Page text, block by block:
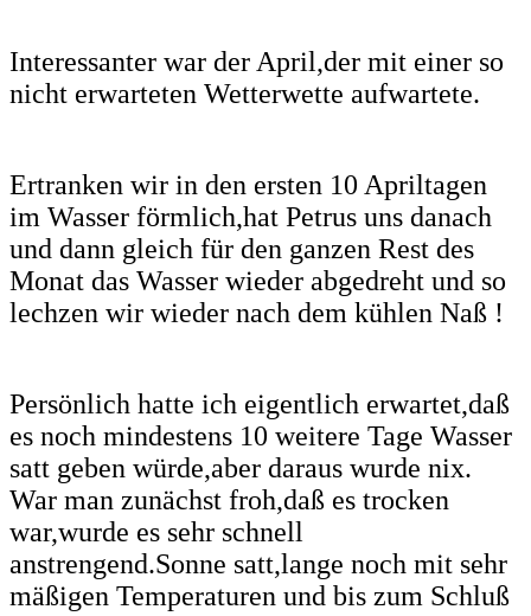
Interessanter war der April,der mit einer so
nicht erwarteten Wetterwette aufwartete.
Ertranken wir in den ersten 10 Apriltagen
im Wasser förmlich,hat Petrus uns danach
und dann gleich für den ganzen Rest des
Monat das Wasser wieder abgedreht und so
lechzen wir wieder nach dem kühlen Naß !
Persönlich hatte ich eigentlich erwartet,daß
es noch mindestens 10 weitere Tage Wasser
satt geben würde,aber daraus wurde nix.
War man zunächst froh,daß es trocken
war,wurde es sehr schnell
anstrengend.Sonne satt,lange noch mit sehr
mäßigen Temperaturen und bis zum Schluß